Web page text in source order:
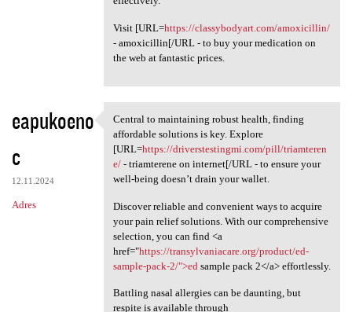
Visit [URL=https://classybodyart.com/amoxicillin/
- amoxicillin[/URL - to buy your medication on
the web at fantastic prices.
eapukoeno
c
12.11.2024
Adres
Central to maintaining robust
Central to maintaining robust health, finding
affordable solutions is key. Explore
[URL=https://driverstestingmi.com/pill/triamteren
e/- triamterene on internet[/URL - to ensure your
well-being doesn’t drain your wallet.
Discover reliable and convenient ways to acquire
your pain relief solutions. With our comprehensive
selection, you can find <a
href="https://transylvaniacare.org/product/ed-
sample-pack-2/">ed sample pack 2</a> effortlessly.
Battling nasal allergies can be daunting, but
respite is available through